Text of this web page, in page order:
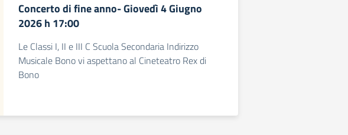
Concerto di fine anno- Giovedì 4 Giugno
2026 h 17:00
Le Classi I, II e III C Scuola Secondaria Indirizzo
Musicale Bono vi aspettano al Cineteatro Rex di
Bono